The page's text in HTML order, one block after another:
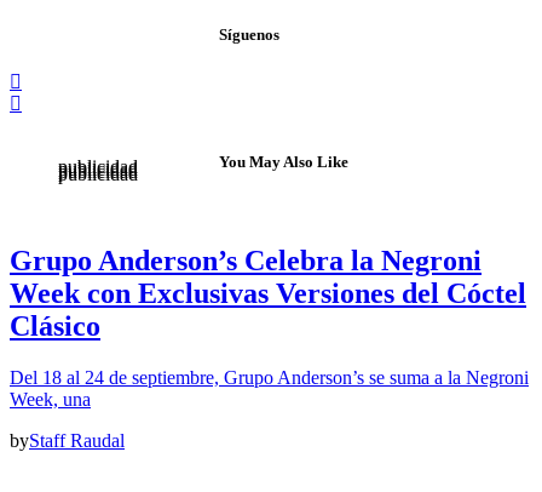
Síguenos
publicidad
publicidad
publicidad
publicidad
You May Also Like
Grupo Anderson’s Celebra la Negroni
Week con Exclusivas Versiones del Cóctel
Clásico
Del 18 al 24 de septiembre, Grupo Anderson’s se suma a la Negroni
Week, una
byStaff Raudal